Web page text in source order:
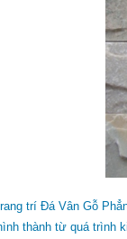
trí Đá Vân Gỗ
thành từ quá trình